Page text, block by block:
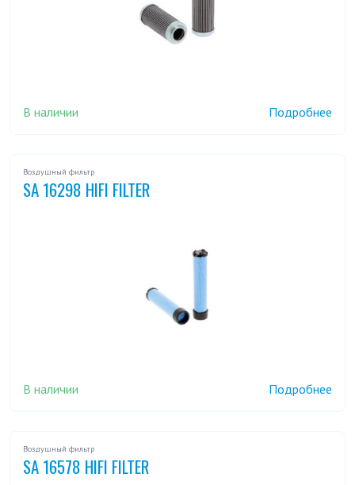
В наличии Подробнее
Воздушный фильтр
SA 16298 HIFI FILTER
В наличии Подробнее
Воздушный фильтр
SA 16578 HIFI FILTER